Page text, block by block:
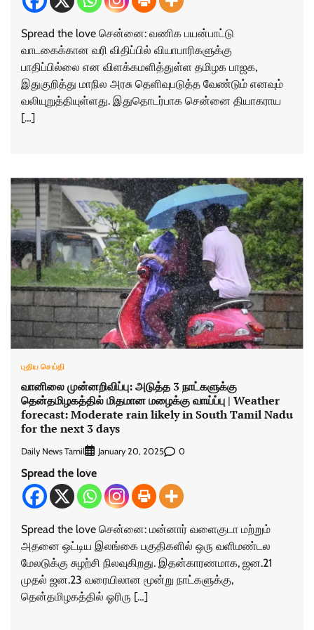
Spread the love சென்னை: வணிக பயன்பாட்டு
வாடகைக்கான வரி விதிப்பில் வியாபாரிகளுக்கு
பாதிப்பில்லை என விளக்கமளித்துள்ள தமிழக பாஜக,
இதுகுறித்து மாநில அரசு தெளிவுபடுத்த வேண்டும் எனவும்
வலியுறுத்தியுள்ளது. இதுதொடர்பாக சென்னை தியாகராய
[…]
புதிய செய்தி
வானிலை முன்னறிவிப்பு: அடுத்த 3 நாட்களுக்கு
தென்தமிழகத்தில் மிதமான மழைக்கு வாய்ப்பு | Weather
forecast: Moderate rain likely in South Tamil Nadu
for the next 3 days
Daily News Tamil January 20, 2025 0
Spread the love
Spread the love சென்னை: மன்னார் வளைகுடா மற்றும்
அதனை ஒட்டிய இலங்கை பகுதிகளில் ஒரு வளிமண்டல
மேலடுக்கு சுழற்சி நிலவுகிறது. இதன்காரணமாக, ஜன.21
முதல் ஜன.23 வரையிலான மூன்று நாட்களுக்கு,
தென்தமிழகத்தில் ஓரிரு […]